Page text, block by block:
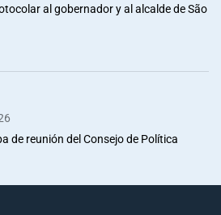
al gobernador y al alcalde de São
de reunión del Consejo de Política